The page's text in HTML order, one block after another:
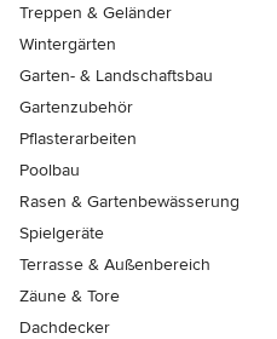
Treppen & Geländer
Wintergärten
Garten- & Landschaftsbau
Gartenzubehör
Pflasterarbeiten
Poolbau
Rasen & Gartenbewässerung
Spielgeräte
Terrasse & Außenbereich
Zäune & Tore
Dachdecker